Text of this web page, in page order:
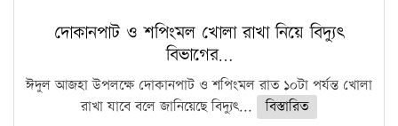
দোকানপাট ও শপিংমল খোলা রাখা নিয়ে বিদ্যুৎ
বিভাগের…
ঈদুল আজহা উপলক্ষে দোকানপাট ও শপিংমল রাত ১০টা পর্যন্ত খোলা
রাখা যাবে বলে জানিয়েছে বিদ্যুৎ...
বিস্তারিত